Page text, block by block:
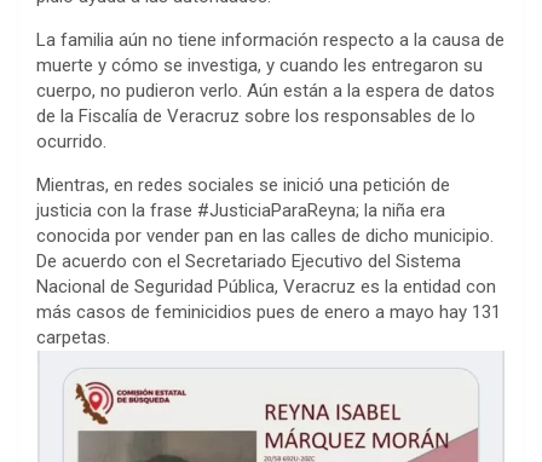
La familia aún no tiene información respecto a la causa de
muerte y cómo se investiga, y cuando les entregaron su
cuerpo, no pudieron verlo. Aún están a la espera de datos
de la Fiscalía de Veracruz sobre los responsables de lo
ocurrido.
Mientras, en redes sociales se inició una petición de
justicia con la frase #JusticiaParaReyna; la niña era
conocida por vender pan en las calles de dicho municipio.
De acuerdo con el Secretariado Ejecutivo del Sistema
Nacional de Seguridad Pública, Veracruz es la entidad con
más casos de feminicidios pues de enero a mayo hay 131
carpetas.